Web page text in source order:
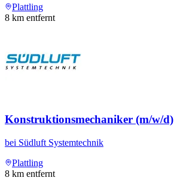
Plattling
8 km entfernt
Konstruktionsmechaniker (m/w/d)
bei Südluft Systemtechnik
Plattling
8 km entfernt